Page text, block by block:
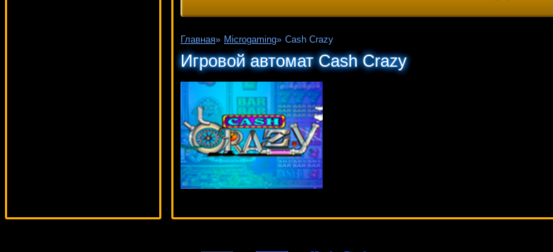
Главная» Microgaming» Cash Crazy
Игровой автомат Cash Crazy